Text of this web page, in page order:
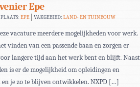
Epe
PLAATS: EPE VAKGEBIED:LAND- EN TUINBOUW
vacature meerdere mogelijkheden voor werk.
vinden van een passende baan en zorgen er
langere tijd aan het werk bent en blijft. Naast
is er de mogelijkheid om opleidingen en
en je zo te blijven ontwikkelen. NXPD […]